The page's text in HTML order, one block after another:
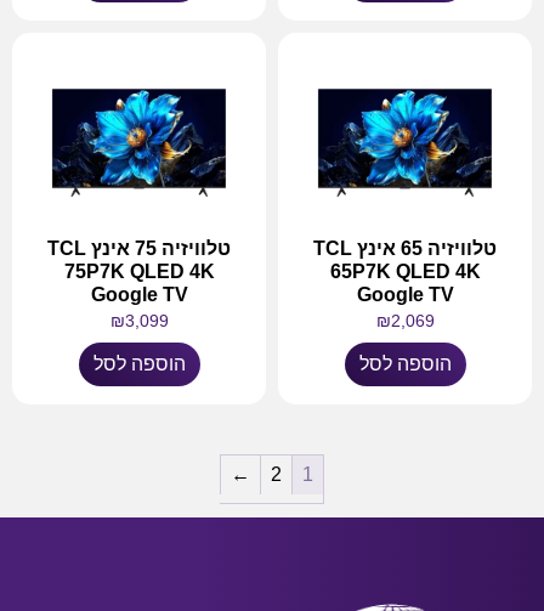
טלוויזיה 65 אינץ TCL
65P7K QLED 4K
Google TV
₪2,069
הוספה לסל
טלוויזיה 75 אינץ TCL
75P7K QLED 4K
Google TV
₪3,099
הוספה לסל
1
2
←